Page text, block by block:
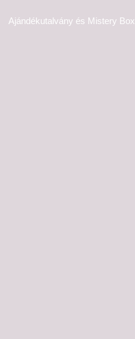
Ajándékutalvány és Mistery Box